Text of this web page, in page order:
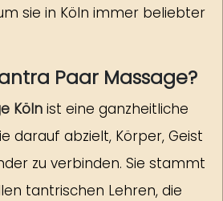
sie in Köln immer beliebter
Paar Massage?
Köln ist eine ganzheitliche
darauf abzielt, Körper, Geist
zu verbinden. Sie stammt
tantrischen Lehren, die